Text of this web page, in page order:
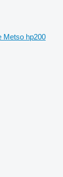
Metso hp200